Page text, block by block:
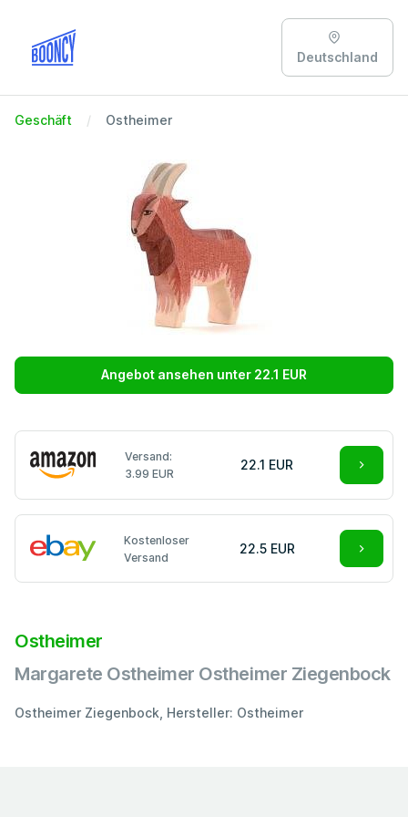
Deutschland
Geschäft Ostheimer
Angebot ansehen unter 22.1 EUR
Versand:
3.99 EUR
22.1 EUR
Kostenloser
Versand
22.5 EUR
Ostheimer
Margarete Ostheimer Ostheimer Ziegenbock
Ostheimer Ziegenbock, Hersteller: Ostheimer